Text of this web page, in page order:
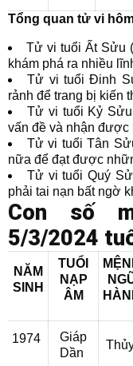
Tổng quan tử vi
Tử vi tuổi Ất Sửu
khám phá ra nhiều
Tử vi tuổi Đinh
rảnh để trang bị kiến
Tử vi tuổi Kỷ
vấn đề và nhận được
Tử vi tuổi Tân
nữa để đạt được
Tử vi tuổi Quý
phải tai nạn bất ngờ
Con số
5/3/2024
NĂM
SINH
TUỔI
NẠP
ÂM
1974
Giáp
Dần